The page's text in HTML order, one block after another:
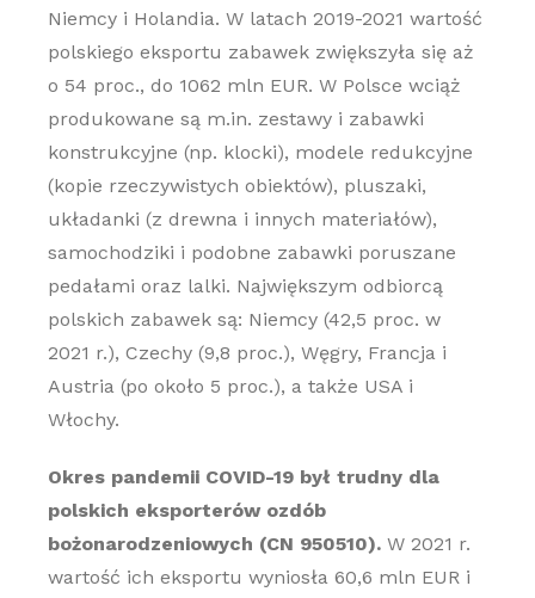
Niemcy i Holandia. W latach 2019-2021 wartość
polskiego eksportu zabawek zwiększyła się aż
o 54 proc., do 1062 mln EUR. W Polsce wciąż
produkowane są m.in. zestawy i zabawki
konstrukcyjne (np. klocki), modele redukcyjne
(kopie rzeczywistych obiektów), pluszaki,
układanki (z drewna i innych materiałów),
samochodziki i podobne zabawki poruszane
pedałami oraz lalki. Największym odbiorcą
polskich zabawek są: Niemcy (42,5 proc. w
2021 r.), Czechy (9,8 proc.), Węgry, Francja i
Austria (po około 5 proc.), a także USA i
Włochy.
Okres pandemii COVID-19 był trudny dla
polskich eksporterów ozdób
bożonarodzeniowych (CN 950510).W 2021 r.
wartość ich eksportu wyniosła 60,6 mln EUR i